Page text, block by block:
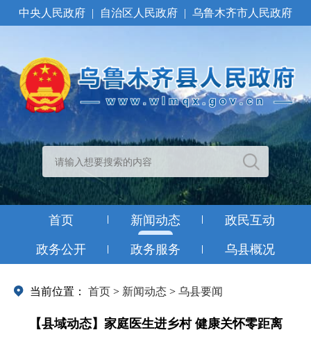
中央人民政府 | 自治区人民政府 | 乌鲁木齐市人民政府
首页 新闻动态 政民互动
政务公开 政务服务 乌县概况
当前位置： 首页 > 新闻动态 > 乌县要闻
【县域动态】家庭医生进乡村 健康关怀零距离